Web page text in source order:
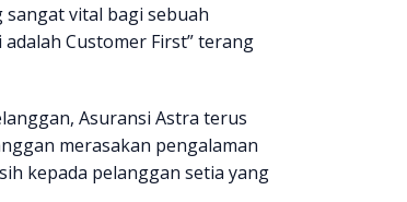
vital bagi sebuah
Customer First” terang
Asuransi Astra terus
merasakan pengalaman
kepada pelanggan setia yang